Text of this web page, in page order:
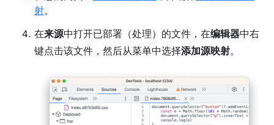
射。
在来源中打开已部署（处理）的文件，在编辑器中右
键点击该文件，然后从菜单中选择添加源映射。